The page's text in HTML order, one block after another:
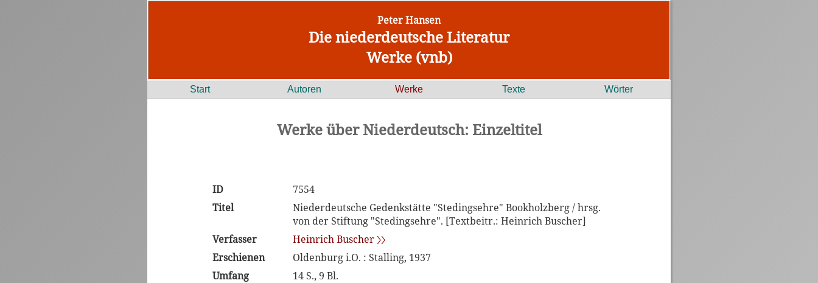
Peter Hansen
Die niederdeutsche Literatur
Werke (vnb)
Start Autoren Werke Texte Wörter
Werke über Niederdeutsch: Einzeltitel
ID
7554
Titel
Niederdeutsche Gedenkstätte "Stedingsehre" Bookholzberg / hrsg.
von der Stiftung "Stedingsehre". [Textbeitr.: Heinrich Buscher]
Verfasser
Heinrich Buscher 〉〉
Erschienen
Oldenburg i.O. : Stalling, 1937
Umfang
14 S., 9 Bl.